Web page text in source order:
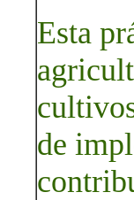
Esta
de